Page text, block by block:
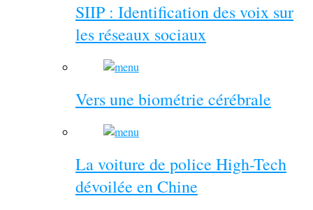
SIIP : Identification des voix sur
les réseaux sociaux
Vers une biométrie cérébrale
La voiture de police High-Tech
dévoilée en Chine